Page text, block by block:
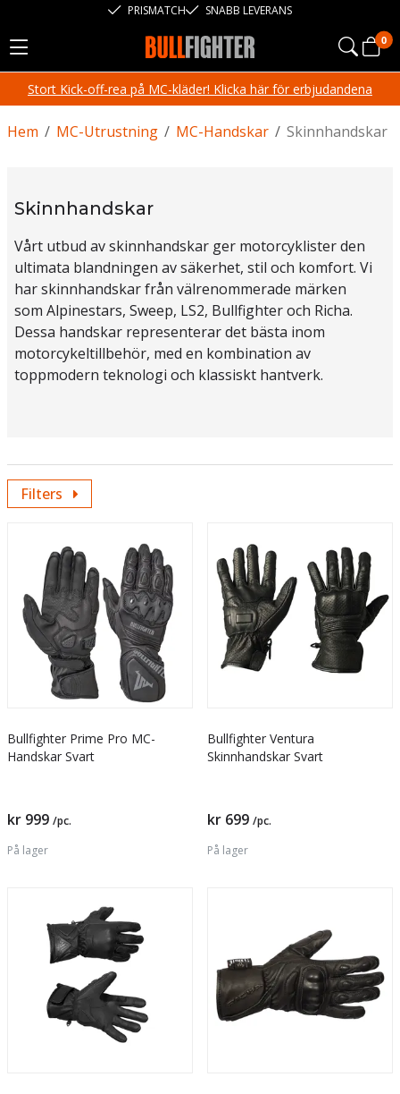
PRISMATCH SNABB LEVERANS
0
Stort Kick-off-rea på MC-kläder! Klicka här för erbjudandena
/
Hem /
MC-Utrustning /
MC-Handskar Skinnhandskar
Skinnhandskar
Vårt utbud av skinnhandskar ger motorcyklister den
ultimata blandningen av säkerhet, stil och komfort. Vi
har skinnhandskar från välrenommerade märken
som Alpinestars, Sweep, LS2, Bullfighter och Richa.
Dessa handskar representerar det bästa inom
motorcykeltillbehör, med en kombination av
toppmodern teknologi och klassiskt hantverk.
skydd för racing, bekväma touringalternativ, eller
mångsidiga handskar för dagligt bruk, har vi något
för alla. Varje modell är noggrant konstruerad för att
de behåller en elegant och modern stil. Utforska vårt
sortiment för att hitta skinnhandskar som inte bara
skyddar dina händer, utan också förstärker din
körupplevelse och personliga stil på vägen.
Filters
Bullfighter Prime Pro MC-
Handskar Svart
kr 999 /pc.
På lager
Bullfighter Ventura
Skinnhandskar Svart
kr 699 /pc.
På lager